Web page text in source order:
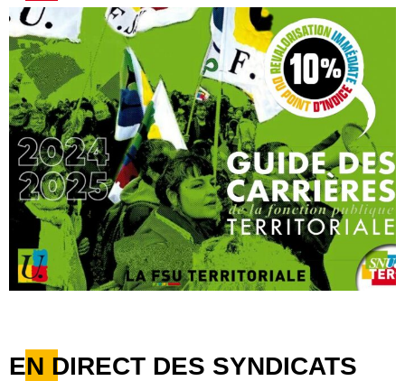
EN DIRECT DES SYNDICATS